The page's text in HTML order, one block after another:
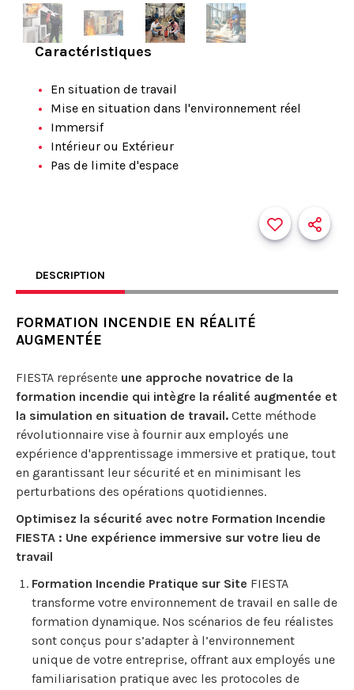
Caractéristiques
En situation de travail
Mise en situation dans l'environnement réel
Immersif
Intérieur ou Extérieur
Pas de limite d'espace
DESCRIPTION
FORMATION INCENDIE EN RÉALITÉ
AUGMENTÉE
FIESTA représente une approche novatrice de la
formation incendie qui intègre la réalité augmentée et
la simulation en situation de travail. Cette méthode
révolutionnaire vise à fournir aux employés une
expérience d'apprentissage immersive et pratique, tout
en garantissant leur sécurité et en minimisant les
perturbations des opérations quotidiennes.
Optimisez la sécurité avec notre Formation Incendie
FIESTA : Une expérience immersive sur votre lieu de
travail
Formation Incendie Pratique sur Site FIESTA
transforme votre environnement de travail en salle de
formation dynamique. Nos scénarios de feu réalistes
sont conçus pour s’adapter à l’environnement
unique de votre entreprise, offrant aux employés une
familiarisation pratique avec les protocoles de